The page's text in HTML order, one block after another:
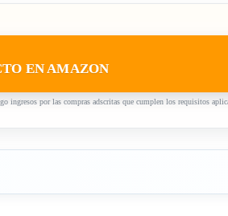
EN AMAZON
ingresos por las compras adscritas que cumplen los requisitos